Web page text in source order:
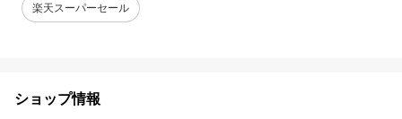
楽天スーパーセール
ショップ情報